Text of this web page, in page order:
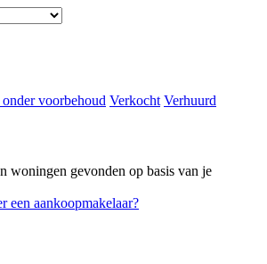
voorbehoud Verkocht Verhuurd
woningen gevonden op basis van je
een aankoopmakelaar?